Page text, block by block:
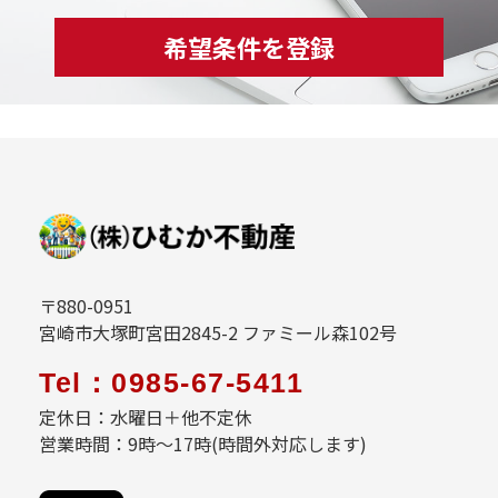
希望条件を登録
〒880-0951
宮崎市大塚町宮田2845-2 ファミール森102号
Tel：0985-67-5411
定休日：水曜日＋他不定休
営業時間：9時～17時(時間外対応します)